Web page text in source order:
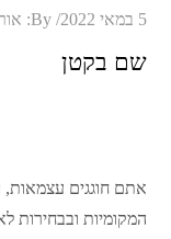
Posted
5 במאי 2022 By:
שם בקטן
אתם חוגגים עצמאות,
המקומיות ובבחירות